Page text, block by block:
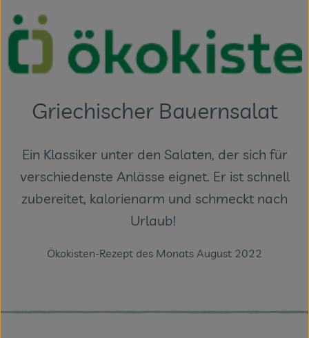
Themenwelten
Obst & Gemüse
Frischetheke
Vorratskammer
Getränke
Über uns
Griechischer Bauernsalat
Ein Klassiker unter den Salaten, der sich für
verschiedenste Anlässe eignet. Er ist schnell
zubereitet, kalorienarm und schmeckt nach
Urlaub!
Ökokisten-Rezept des Monats August 2022